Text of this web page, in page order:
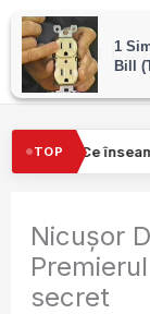
Skip
content
Nicușor Dan
TOP
Vezi O Pânză Albă
Nicușor
secret